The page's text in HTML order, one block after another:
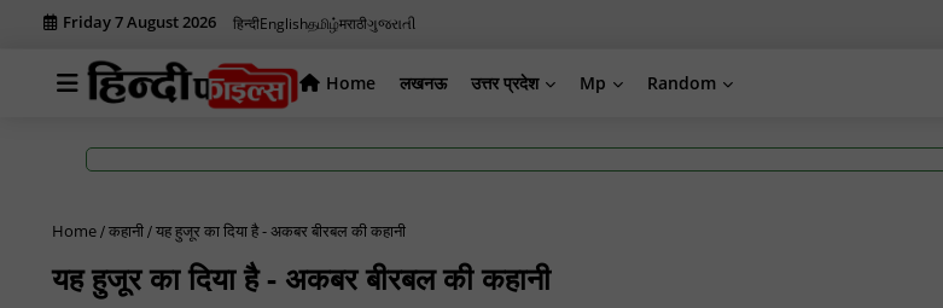
Friday 7 August 2026 हिन्दीEnglishதமிழ்मराठीગુજરાતી
Home लखनऊ उत्तर प्रदेश Mp Random
Home कहानी यह हुजूर का दिया है - अकबर बीरबल की कहानी
यह हुजूर का दिया है - अकबर बीरबल की कहानी